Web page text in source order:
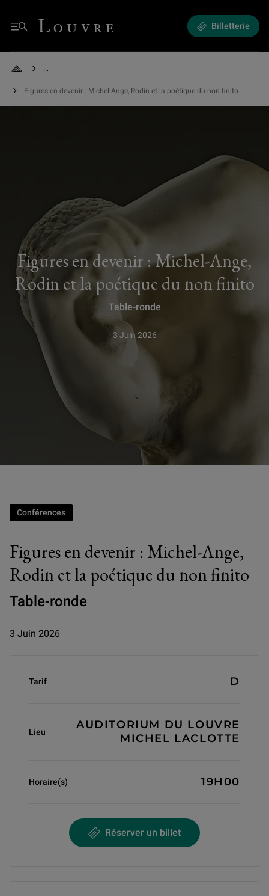
Menu
Louvre - Retour à l'accueil Billetterie
Retour à l'accueil
Figures en devenir : Michel-Ange, Rodin et la poétique du non finito
Figures en devenir : Michel-Ange,
Rodin et la poétique du non finito
Table-ronde
3 Juin 2026
Figures en devenir : Michel-Ange,
Rodin et la poétique du non finito
Table-ronde
Conférences
3 Juin 2026
Tarif
D
Lieu
AUDITORIUM DU LOUVRE
MICHEL LACLOTTE
Horaire(s) 19H00
Réserver un billet